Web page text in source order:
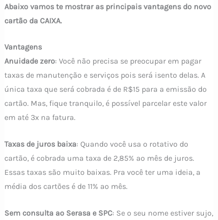
Abaixo vamos te mostrar as principais vantagens do novo
cartão da CAIXA.
Vantagens
Anuidade zero: Você não precisa se preocupar em pagar
taxas de manutenção e serviços pois será isento delas. A
única taxa que será cobrada é de R$15 para a emissão do
cartão. Mas, fique tranquilo, é possível parcelar este valor
em até 3x na fatura.
Taxas de juros baixa: Quando você usa o rotativo do
cartão, é cobrada uma taxa de 2,85% ao mês de juros.
Essas taxas são muito baixas. Pra você ter uma ideia, a
média dos cartões é de 11% ao mês.
Sem consulta ao Serasa e SPC: Se o seu nome estiver sujo,